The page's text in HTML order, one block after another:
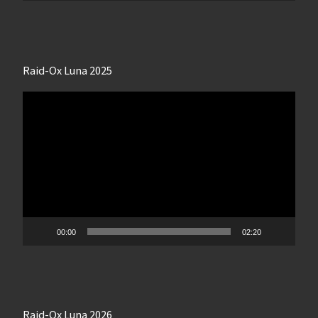
Raid-Ox Luna 2025
00:00 02:20
Raid-Ox Luna 2026